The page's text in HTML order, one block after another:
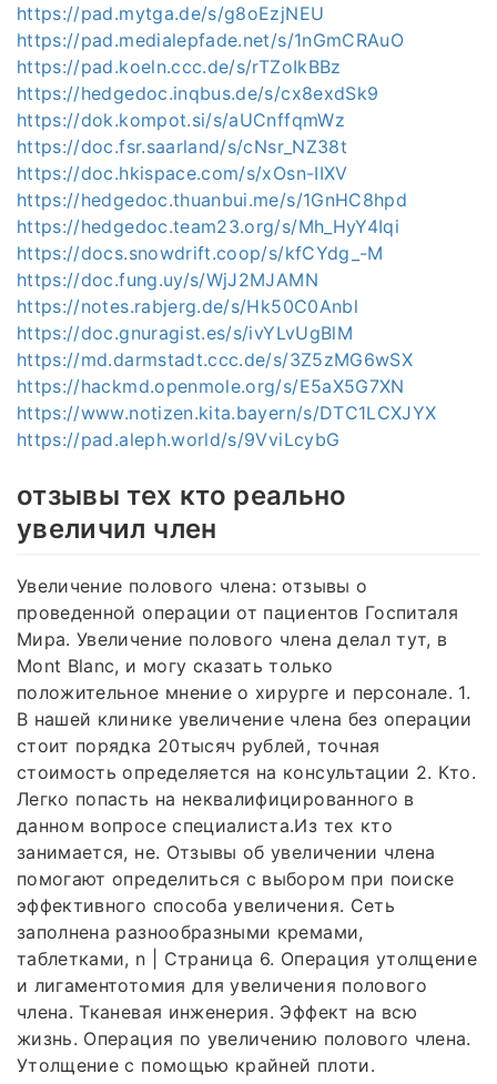
https://pad.mytga.de/s/g8oEzjNEU
https://pad.medialepfade.net/s/1nGmCRAuO
https://pad.koeln.ccc.de/s/rTZoIkBBz
https://hedgedoc.inqbus.de/s/cx8exdSk9
https://dok.kompot.si/s/aUCnffqmWz
https://doc.fsr.saarland/s/cNsr_NZ38t
https://doc.hkispace.com/s/xOsn-IIXV
https://hedgedoc.thuanbui.me/s/1GnHC8hpd
https://hedgedoc.team23.org/s/Mh_HyY4Iqi
https://docs.snowdrift.coop/s/kfCYdg_-M
https://doc.fung.uy/s/WjJ2MJAMN
https://notes.rabjerg.de/s/Hk50C0Anbl
https://doc.gnuragist.es/s/ivYLvUgBlM
https://md.darmstadt.ccc.de/s/3Z5zMG6wSX
https://hackmd.openmole.org/s/E5aX5G7XN
https://www.notizen.kita.bayern/s/DTC1LCXJYX
https://pad.aleph.world/s/9VviLcybG
отзывы тех кто реально
увеличил член
Увеличение полового члена: отзывы о
проведенной операции от пациентов Госпиталя
Мира. Увеличение полового члена делал тут, в
Mont Blanc, и могу сказать только
положительное мнение о хирурге и персонале. 1.
В нашей клинике увеличение члена без операции
стоит порядка 20тысяч рублей, точная
стоимость определяется на консультации 2. Кто.
Легко попасть на неквалифицированного в
данном вопросе специалиста.Из тех кто
занимается, не. Отзывы об увеличении члена
помогают определиться с выбором при поиске
эффективного способа увеличения. Сеть
заполнена разнообразными кремами,
таблетками, n | Страница 6. Операция утолщение
и лигаментотомия для увеличения полового
члена. Тканевая инженерия. Эффект на всю
жизнь. Операция по увеличению полового члена.
Утолщение с помощью крайней плоти.